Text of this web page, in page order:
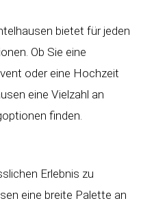
bietet für jeden
Ob Sie eine
oder eine Hochzeit
eine Vielzahl an
finden.
Erlebnis zu
eine breite Palette an